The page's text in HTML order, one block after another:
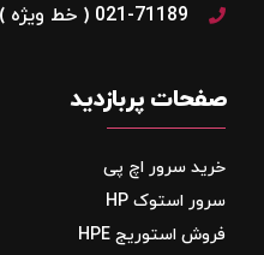
021-71189 ( خط ویژه )
صفحات پربازدید
خرید سرور اچ پی
سرور استوک HP
فروش استوریج‌ HPE